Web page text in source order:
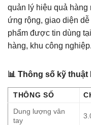
quản lý hiệu quả
ứng rộng, giao diện
phẩm được tin dùng
hàng, khu công
📊 Thông số kỹ
THÔNG SỐ
Dung lượng vân
tay